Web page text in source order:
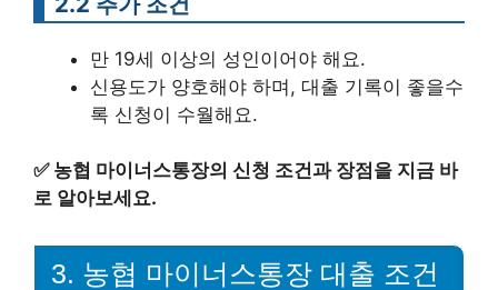
만 19세 이상의 성인이어야 해요.
신용도가 양호해야 하며, 대출 기록이 좋을수
록 신청이 수월해요.
✅ 농협 마이너스통장의 신청 조건과 장점을 지금 바
로 알아보세요.
3. 농협 마이너스통장 대출 조건